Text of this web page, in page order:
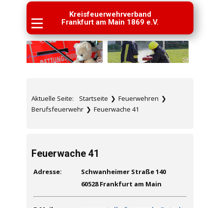
Kreisfeuerwehrverband
Frankfurt am Main 1869 e.V.
Aktuelle Seite: Startseite ❯ Feuerwehren ❯
Berufsfeuerwehr ❯ Feuerwache 41
Feuerwache 41
Adresse:
Schwanheimer Straße 140
60528 Frankfurt am Main